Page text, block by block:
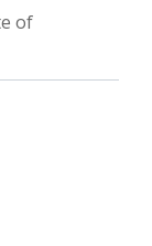
of